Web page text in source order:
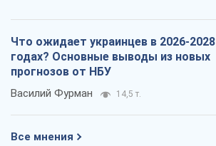
Что ожидает украинцев в 2026-2028
годах? Основные выводы из новых
прогнозов от НБУ
Василий Фурман 14,5 т.
Все мнения